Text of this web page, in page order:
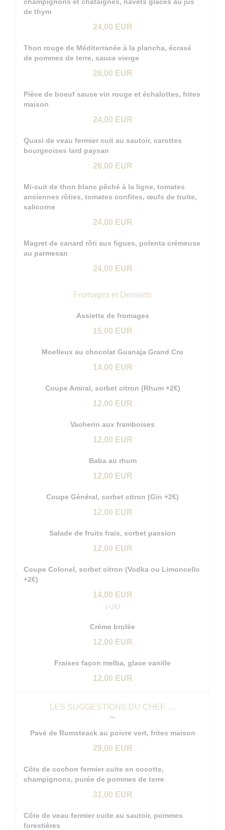
de thym
24,00 EUR
Thon rouge de Méditerranée à la plancha, écrasé
de pommes de terre, sauce vierge
26,00 EUR
Pièce de boeuf sauce vin rouge et échalottes, frites
maison
24,00 EUR
Quasi de veau fermier cuit au sautoir, carottes
bourgeoises lard paysan
26,00 EUR
Mi-cuit de thon blanc pêché à la ligne, tomates
anciennes rôties, tomates confites, œufs de truite,
salicorne
24,00 EUR
Magret de canard rôti aux figues, polenta crémeuse
au parmesan
24,00 EUR
Fromages et Desserts
Assiette de fromages
15,00 EUR
Moelleux au chocolat Guanaja Grand Cru
14,00 EUR
Coupe Amiral, sorbet citron (Rhum +2€)
12,00 EUR
Vacherin aux framboises
12,00 EUR
Baba au rhum
12,00 EUR
Coupe Général, sorbet citron (Gin +2€)
12,00 EUR
Salade de fruits frais, sorbet passion
12,00 EUR
Coupe Colonel, sorbet citron (Vodka ou Limoncello
+2€)
14,00 EUR
(+2€)
Crème brulée
12,00 EUR
Fraises façon melba, glace vanille
12,00 EUR
LES SUGGESTIONS DU CHEF …
Pavé de Rumsteack au poivre vert, frites maison
29,00 EUR
Côte de cochon fermier cuite en cocotte,
champignons, purée de pommes de terre
31,00 EUR
Côte de veau fermier cuite au sautoir, pommes
forestières